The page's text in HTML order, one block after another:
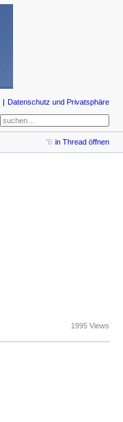
Datenschutz und Privatsphäre
in Thread öffnen
1995 Views